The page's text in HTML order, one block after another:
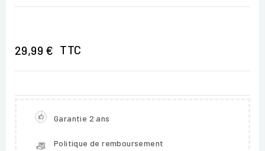
29,99 € TTC
Garantie 2 ans
Politique de remboursement